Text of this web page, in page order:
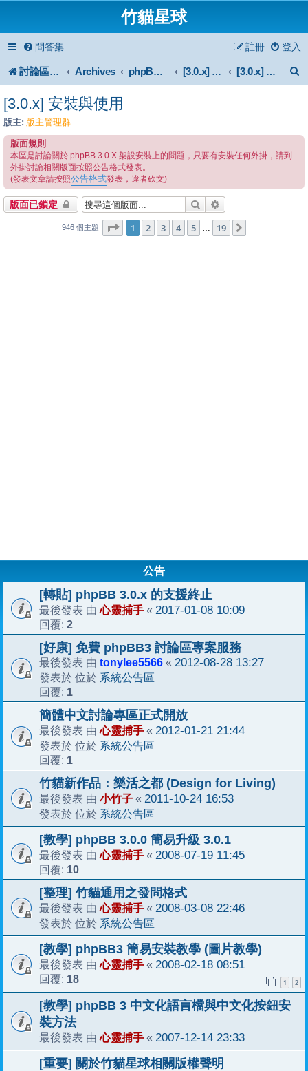
竹貓星球
問答集 登入
註冊
討論區首頁 Archives phpBB 3.0.x Forum Archive [3.0.x] Support [3.0.x] 安裝與使用
[3.0.x] 安裝與使用
版主: 版主管理群
版面規則
本區是討論關於 phpBB 3.0.X 架設安裝上的問題，只要有安裝任何外掛，請到
外掛討論相關版面按照公告格式發表。
(發表文章請按照公告格式發表，違者砍文)
版面已鎖定 搜尋
946 個主題 第1 頁 (共 19頁)
1 2 3 4 5 … 19
公告
[轉貼] phpBB 3.0.x 的支援終止
最後發表 由心靈捕手 « 2017-01-08 10:09
回覆: 2
[好康] 免費 phpBB3 討論區專案服務
最後發表 由 tonylee5566 « 2012-08-28 13:27
發表於 位於 系統公告區
回覆: 1
簡體中文討論專區正式開放
最後發表 由心靈捕手 « 2012-01-21 21:44
發表於 位於 系統公告區
回覆: 1
竹貓新作品：樂活之都 (Design for Living)
最後發表 由 小竹子 « 2011-10-24 16:53
發表於 位於 系統公告區
[教學] phpBB 3.0.0 簡易升級 3.0.1
最後發表 由心靈捕手 « 2008-07-19 11:45
回覆: 10
[整理] 竹貓通用之發問格式
最後發表 由心靈捕手 « 2008-03-08 22:46
發表於 位於 系統公告區
[教學] phpBB3 簡易安裝教學 (圖片教學)
最後發表 由心靈捕手 « 2008-02-18 08:51
回覆: 18 1 2
[教學] phpBB 3 中文化語言檔與中文化按鈕安
裝方法
最後發表 由心靈捕手 « 2007-12-14 23:33
[重要] 關於竹貓星球相關版權聲明